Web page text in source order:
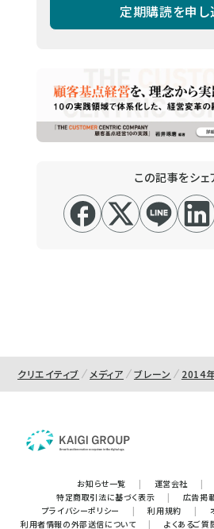
定期購読を申し
この記事をシェ
クリエイティブ メディア ブレーン 2014
お知らせ一覧 | 運営会社 |
特定商取引法に基づく表示
| 広告掲
プライバシーポリシー
| 利用規約 |
利用者情報の外部送信について
| よくあるご質